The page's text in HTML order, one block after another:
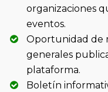
organizaciones
eventos.
Oportunidad de
generales
plataforma.
Boletín